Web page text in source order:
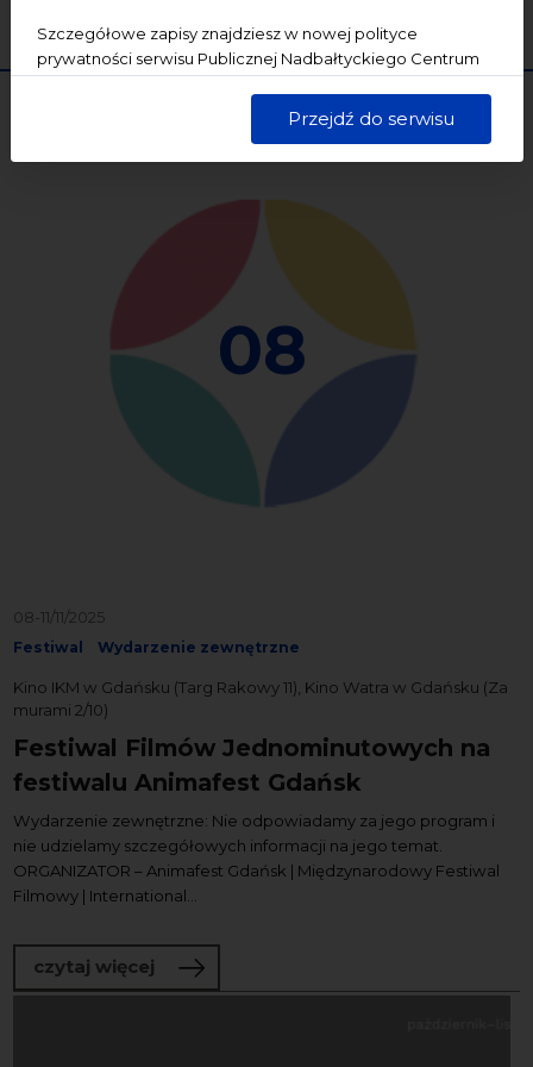
Szczegółowe zapisy znajdziesz w nowej polityce
prywatności serwisu Publicznej Nadbałtyckiego Centrum
dane są przetwarzane w sposób bezpieczny, z należytą
starannością i zgodnie z obowiązującymi przepisami.
Przejdź do serwisu
08
08-11/11/2025
Festiwal Wydarzenie zewnętrzne
Kino IKM w Gdańsku (Targ Rakowy 11), Kino Watra w Gdańsku (Za
murami 2/10)
Festiwal Filmów Jednominutowych na
festiwalu Animafest Gdańsk
Wydarzenie zewnętrzne: Nie odpowiadamy za jego program i
nie udzielamy szczegółowych informacji na jego temat.
ORGANIZATOR – Animafest Gdańsk | Międzynarodowy Festiwal
Filmowy | International...
czytaj więcej o Festiwal Filmów Jednominutowych